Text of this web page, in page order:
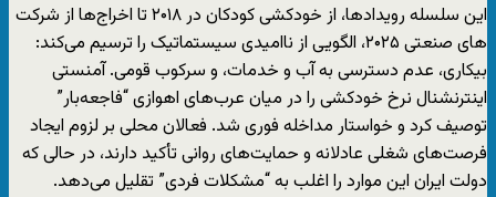
این سلسله رویدادها، از خودکشی کودکان در ۲۰۱۸ تا اخراج‌ها از شركت
هاى صنعتی ۲۰۲۵، الگویی از ناامیدی سیستماتیک را ترسیم می‌کند:
بیکاری، عدم دسترسی به آب و خدمات، و سرکوب قومی. آمنستی
اینترنشنال نرخ خودکشی را در میان عرب‌های اهوازی “فاجعه‌بار”
توصیف کرد و خواستار مداخله فوری شد. فعالان محلی بر لزوم ایجاد
فرصت‌های شغلی عادلانه و حمایت‌های روانی تأکید دارند، در حالی که
دولت ایران این موارد را اغلب به “مشکلات فردی” تقلیل می‌دهد.